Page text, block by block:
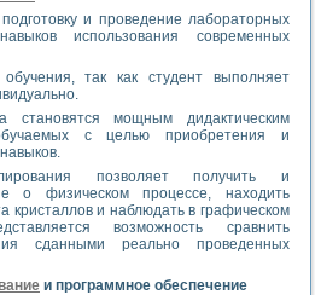
и проведение лабораторных
использования современных
так как студент выполняет
становятся мощным дидактическим
с целью приобретения и
позволяет получить и
о физическом процессе, находить
кристаллов и наблюдать в графическом
возможность сравнить
сданными реально проведенных
и программное обеспечение